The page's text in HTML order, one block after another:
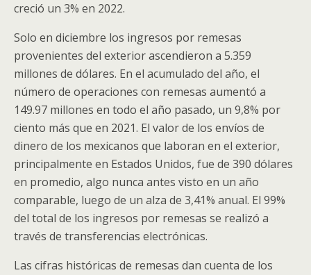
creció un 3% en 2022.
Solo en diciembre los ingresos por remesas
provenientes del exterior ascendieron a 5.359
millones de dólares. En el acumulado del año, el
número de operaciones con remesas aumentó a
149.97 millones en todo el año pasado, un 9,8% por
ciento más que en 2021. El valor de los envíos de
dinero de los mexicanos que laboran en el exterior,
principalmente en Estados Unidos, fue de 390 dólares
en promedio, algo nunca antes visto en un año
comparable, luego de un alza de 3,41% anual. El 99%
del total de los ingresos por remesas se realizó a
través de transferencias electrónicas.
Las cifras históricas de remesas dan cuenta de los